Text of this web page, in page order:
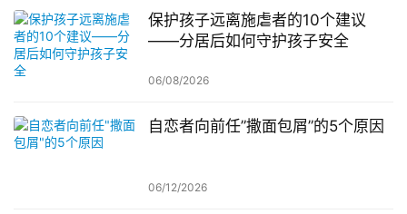
保护孩子远离施虐者的10个建议
——分居后如何守护孩子安全
06/08/2026
自恋者向前任”撒面包屑”的5个原因
06/12/2026